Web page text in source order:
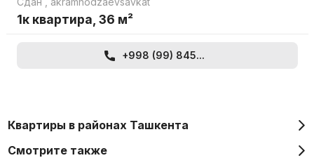
1к квартира, 36 м²
+998 (99) 845...
Квартиры в районах Ташкента
Смотрите также